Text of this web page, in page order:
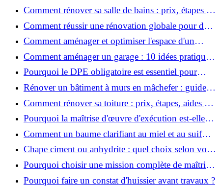
votre espace de vie ?
Comment rénover sa salle de bains : prix, étapes et
astuces ?
Comment réussir une rénovation globale pour des
économies et un confort durables?
Comment aménager et optimiser l'espace d'un
studio : 10 astuces pratiques ?
Comment aménager un garage : 10 idées pratiques
et efficaces ?
Pourquoi le DPE obligatoire est essentiel pour
vendre ou louer un bien ?
Rénover un bâtiment à murs en mâchefer : guide
pratique et solutions
Comment rénover sa toiture : prix, étapes, aides et
réglementation ?
Pourquoi la maîtrise d'œuvre d'exécution est-elle
indispensable pour vos chantiers ?
Comment un baume clarifiant au miel et au suif
peut-il purifier la peau ?
Chape ciment ou anhydrite : quel choix selon votre
projet ?
Pourquoi choisir une mission complète de maîtrise
d’œuvre pour réussir vos projets?
Pourquoi faire un constat d'huissier avant travaux ?